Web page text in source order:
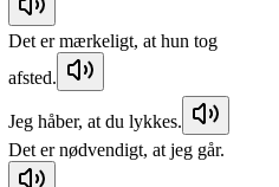
Det er mærkeligt, at hun tog
afsted.
Jeg håber, at du lykkes.
Det er nødvendigt, at jeg går.